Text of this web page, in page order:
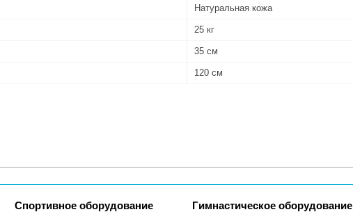
Натуральная кожа
25 кг
35 см
120 см
Спортивное оборудование Гимнастическое оборудование